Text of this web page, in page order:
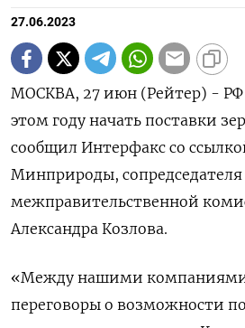
27.06.2023
МОСКВА, 27 июн (Рейтер) - РФ
этом году начать поставки
сообщил Интерфакс со
Минприроды, сопредседателя
межправительственной
Александра Козлова.
«Между нашими компаниями
переговоры о возможности